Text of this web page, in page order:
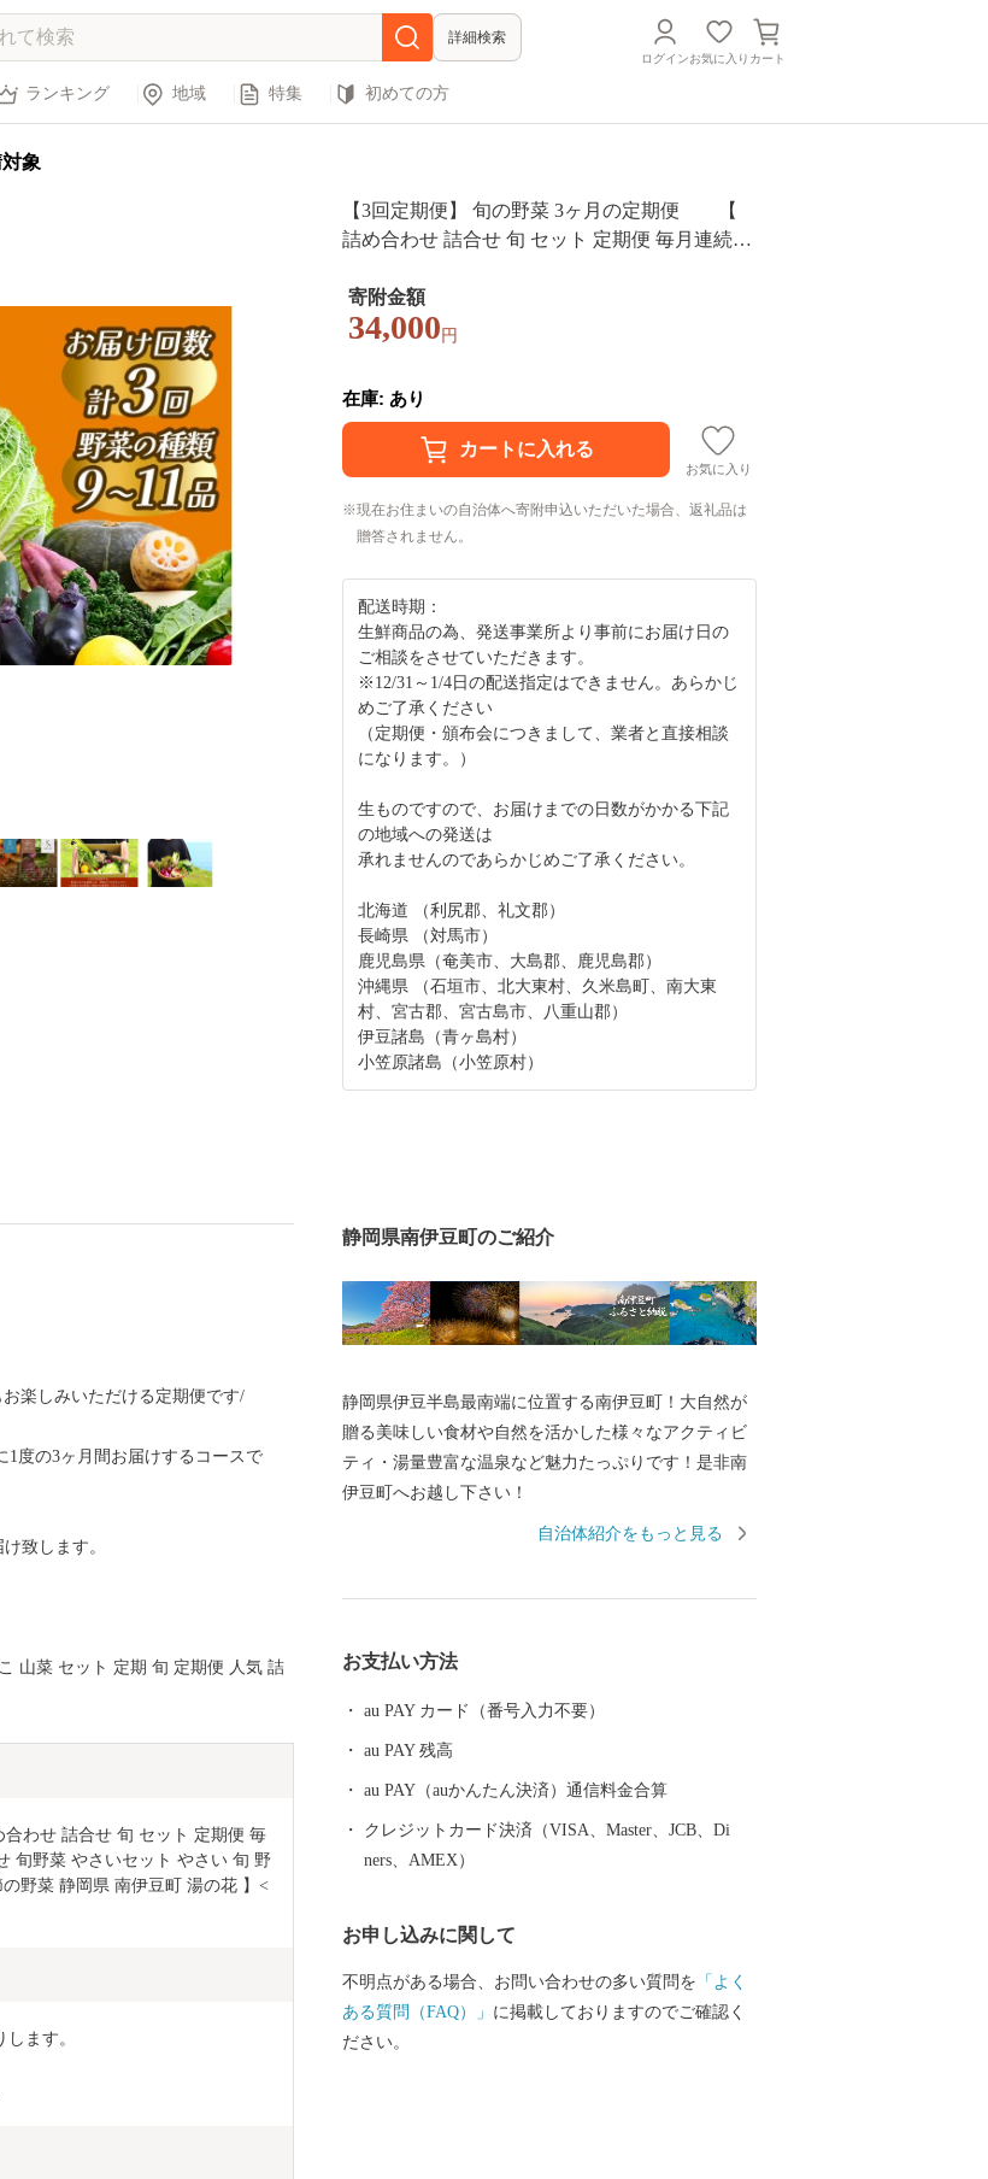
詳細検索
ログインお気に入り カート
ランキング 地域 特集 初めての方
象
【3回定期便】 旬の野菜 3ヶ月の定期便 【
詰め合わせ 詰合せ 旬 セット 定期便 毎月連続お
菜 やさいセット やさい 旬 野菜定期便 春野菜 夏
野菜 秋野菜 国産 新鮮野菜 季節の野菜 静岡県 南
寄附金額
34,000 円
在庫: あり
お気に入り
現在お住まいの自治体へ寄附申込いただいた場合、返礼品は
贈答されません。
配送時期：
生鮮商品の為、発送事業所より事前にお届け日の
ご相談をさせていただきます。
※12/31～1/4日の配送指定はできません。あらかじ
めご了承ください
（定期便・頒布会につきまして、業者と直接相談
になります。）
生ものですので、お届けまでの日数がかかる下記
の地域への発送は
承れませんのであらかじめご了承ください。
北海道 （利尻郡、礼文郡）
長崎県 （対馬市）
鹿児島県（奄美市、大島郡、鹿児島郡）
沖縄県 （石垣市、北大東村、久米島町、南大東
村、宮古郡、宮古島市、八重山郡）
伊豆諸島（青ヶ島村）
小笠原諸島（小笠原村）
楽しみいただける定期便です/
度の3ヶ月間お届けするコースで
致します。
山菜 セット 定期 旬 定期便 人気 詰
合わせ 詰合せ 旬 セット 定期便 毎
旬野菜 やさいセット やさい 旬 野
野菜 静岡県 南伊豆町 湯の花 】<
ます。
静岡県南伊豆町のご紹介
静岡県伊豆半島最南端に位置する南伊豆町！大自然が
贈る美味しい食材や自然を活かした様々なアクティビ
ティ・湯量豊富な温泉など魅力たっぷりです！是非南
伊豆町へお越し下さい！
自治体紹介をもっと見る
お支払い方法
au PAY カード（番号入力不要）
au PAY 残高
au PAY（auかんたん決済）通信料金合算
クレジットカード決済（VISA、Master、JCB、Di
ners、AMEX）
お申し込みに関して
不明点がある場合、お問い合わせの多い質問を 「よく
ある質問（FAQ）」 に掲載しておりますのでご確認く
ださい。